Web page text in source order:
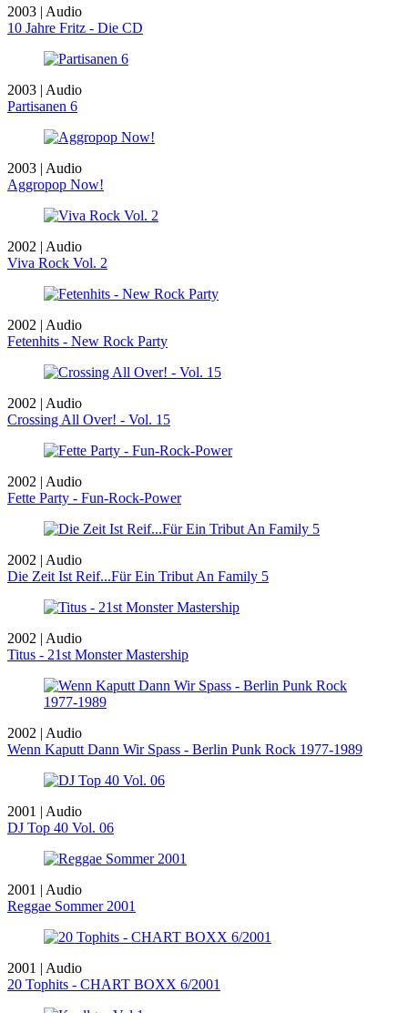
2003 | Audio
10 Jahre Fritz - Die CD
2003 | Audio
Partisanen 6
2003 | Audio
Aggropop Now!
2002 | Audio
Viva Rock Vol. 2
2002 | Audio
Fetenhits - New Rock Party
2002 | Audio
Crossing All Over! - Vol. 15
2002 | Audio
Fette Party - Fun-Rock-Power
2002 | Audio
Die Zeit Ist Reif...Für Ein Tribut An Family 5
2002 | Audio
Titus - 21st Monster Mastership
2002 | Audio
Wenn Kaputt Dann Wir Spass - Berlin Punk Rock 1977-1989
2001 | Audio
DJ Top 40 Vol. 06
2001 | Audio
Reggae Sommer 2001
2001 | Audio
20 Tophits - CHART BOXX 6/2001